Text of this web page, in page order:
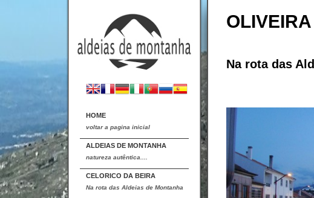
HOME
voltar a pagina inicial
ALDEIAS DE MONTANHA
natureza autêntica....
CELORICO DA BEIRA
Na rota das Aldeias de Montanha
Na rota das